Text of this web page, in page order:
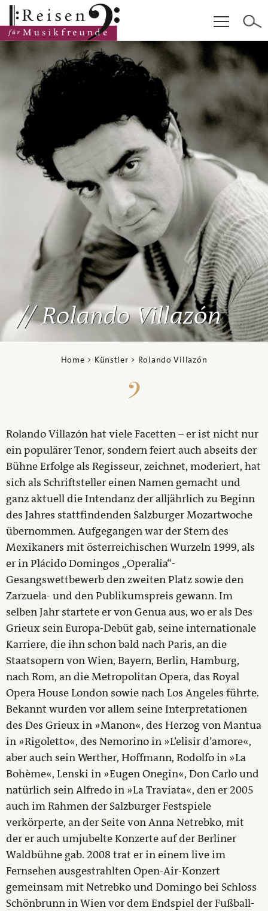
Hauptinhalt Fußzeile Cookie-Einstellungen
Rolando Villazón
Home > Künstler > Rolando Villazón
Rolando Villazón hat viele Facetten – er ist nicht nur
ein populärer Tenor, sondern feiert auch abseits der
Bühne Erfolge als Regisseur, zeichnet, moderiert, hat
sich als Schriftsteller einen Namen gemacht und
ganz aktuell die Intendanz der alljährlich zu Beginn
des Jahres stattfindenden Salzburger Mozartwoche
übernommen. Aufgegangen war der Stern des
Mexikaners mit österreichischen Wurzeln 1999, als
er in Plácido Domingos „Operalia“-
Gesangswettbewerb den zweiten Platz sowie den
Zarzuela- und den Publikumspreis gewann. Im
selben Jahr startete er von Genua aus, wo er als Des
Grieux sein Europa-Debüt gab, seine internationale
Karriere, die ihn schon bald nach Paris, an die
Staatsopern von Wien, Bayern, Berlin, Hamburg,
nach Rom, an die Metropolitan Opera, das Royal
Opera House London sowie nach Los Angeles führte.
Bekannt wurden vor allem seine Interpretationen
des Des Grieux in »Manon«, des Herzog von Mantua
in »Rigoletto«, des Nemorino in »L’elisir d’amore«,
aber auch sein Werther, Hoffmann, Rodolfo in »La
Bohème«, Lenski in »Eugen Onegin«, Don Carlo und
natürlich sein Alfredo in »La Traviata«, den er 2005
auch im Rahmen der Salzburger Festspiele
verkörperte, an der Seite von Anna Netrebko, mit
der er auch umjubelte Konzerte auf der Berliner
Waldbühne gab. 2008 trat er in einem live im
Fernsehen ausgestrahlten Open-Air-Konzert
gemeinsam mit Netrebko und Domingo bei Schloss
Schönbrunn in Wien vor dem Endspiel der Fußball-